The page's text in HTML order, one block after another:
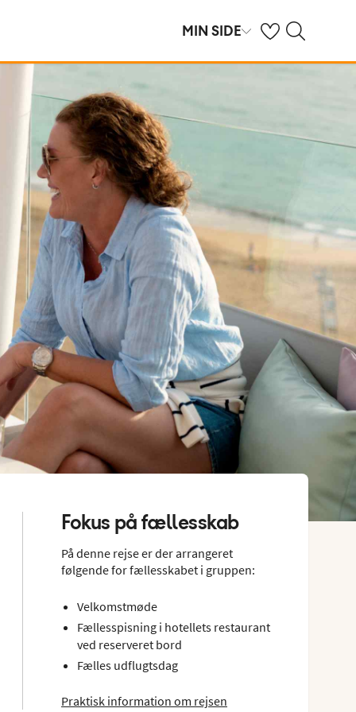
MIN SIDE Se dine gemte
Søg på spies.dk
Fokus på fællesskab
På denne rejse er der arrangeret
følgende for fællesskabet i gruppen:
Velkomstmøde
Fællesspisning i hotellets restaurant
ved reserveret bord
Fælles udflugtsdag
Praktisk information om rejsen